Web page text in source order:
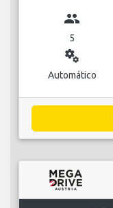
group
5
miscellaneous_services
Automático